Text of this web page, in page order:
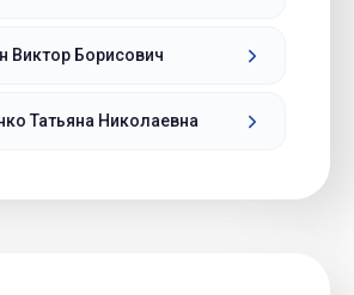
Виктор Борисович
Татьяна Николаевна